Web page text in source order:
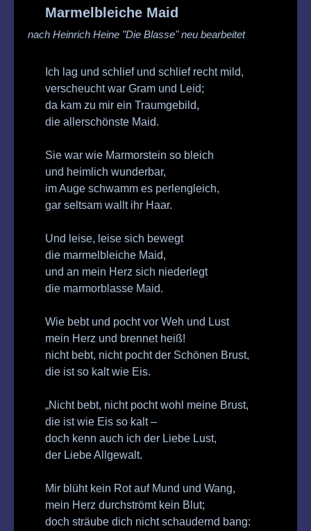
Marmelbleiche Maid
nach Heinrich Heine "Die Blasse" neu bearbeitet
Ich lag und schlief und schlief recht mild,
verscheucht war Gram und Leid;
da kam zu mir ein Traumgebild,
die allerschönste Maid.
Sie war wie Marmorstein so bleich
und heimlich wunderbar,
im Auge schwamm es perlengleich,
gar seltsam wallt ihr Haar.
Und leise, leise sich bewegt
die marmelbleiche Maid,
und an mein Herz sich niederlegt
die marmorblasse Maid.
Wie bebt und pocht vor Weh und Lust
mein Herz und brennet heiß!
nicht bebt, nicht pocht der Schönen Brust,
die ist so kalt wie Eis.
„Nicht bebt, nicht pocht wohl meine Brust,
die ist wie Eis so kalt –
doch kenn auch ich der Liebe Lust,
der Liebe Allgewalt.
Mir blüht kein Rot auf Mund und Wang,
mein Herz durchströmt kein Blut;
doch sträube dich nicht schaudernd bang: